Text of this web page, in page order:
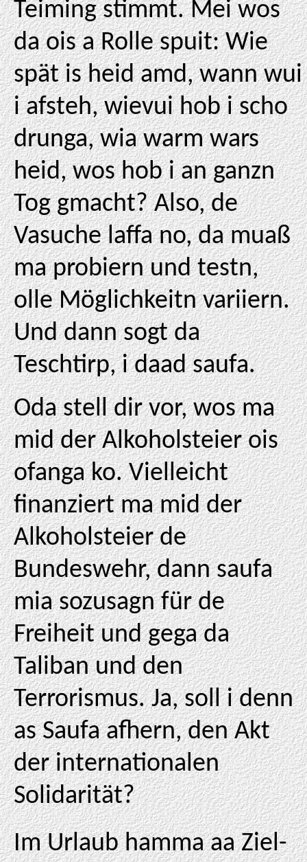
Teiming stimmt. Mei wos
da ois a Rolle spuit: Wie
spät is heid amd, wann wui
i afsteh, wievui hob i scho
drunga, wia warm wars
heid, wos hob i an ganzn
Tog gmacht? Also, de
Vasuche laffa no, da muaß
ma probiern und testn,
olle Möglichkeitn variiern.
Und dann sogt da
Teschtirp, i daad saufa.
Oda stell dir vor, wos ma
mid der Alkoholsteier ois
ofanga ko. Vielleicht
finanziert ma mid der
Alkoholsteier de
Bundeswehr, dann saufa
mia sozusagn für de
Freiheit und gega da
Taliban und den
Terrorismus. Ja, soll i denn
as Saufa afhern, den Akt
der internationalen
Solidarität?
Im Urlaub hamma aa Ziel-